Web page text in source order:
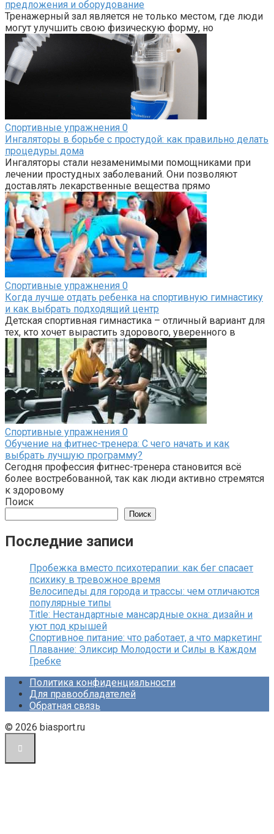
предложения и оборудование
Тренажерный зал является не только местом, где люди
могут улучшить свою физическую форму, но
Спортивные упражнения 0
Ингаляторы в борьбе с простудой: как правильно делать
процедуры дома
Ингаляторы стали незаменимыми помощниками при
лечении простудных заболеваний. Они позволяют
доставлять лекарственные вещества прямо
Спортивные упражнения 0
Когда лучше отдать ребенка на спортивную гимнастику
и как выбрать подходящий центр
Детская спортивная гимнастика – отличный вариант для
тех, кто хочет вырастить здорового, уверенного в
Спортивные упражнения 0
Обучение на фитнес-тренера: С чего начать и как
выбрать лучшую программу?
Сегодня профессия фитнес-тренера становится всё
более востребованной, так как люди активно стремятся
к здоровому
Поиск
Поиск
Последние записи
Пробежка вместо психотерапии: как бег спасает
психику в тревожное время
Велосипеды для города и трассы: чем отличаются
популярные типы
Title: Нестандартные мансардные окна: дизайн и
уют под крышей
Спортивное питание: что работает, а что маркетинг
Плавание: Эликсир Молодости и Силы в Каждом
Гребке
Политика конфиденциальности
Для правообладателей
Обратная связь
© 2026 biasport.ru